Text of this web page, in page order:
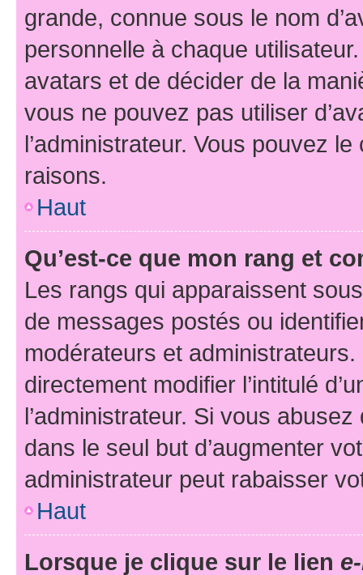
grande, connue sous le nom
personnelle à chaque utilisateur.
avatars et de décider de la
vous ne pouvez pas utiliser
l’administrateur. Vous pouvez
raisons.
Haut
Qu’est-ce que mon rang et
Les rangs qui apparaissent
de messages postés ou
modérateurs et
directement modifier l’intitulé
l’administrateur. Si vous
dans le seul but d’augmenter
administrateur peut rabaisser
Haut
Lorsque je clique sur le lien